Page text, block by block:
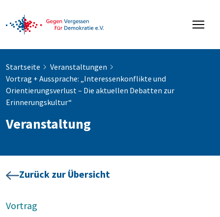
Startseite
Veranstaltungen
Vortrag + Aussprache: „Interessenkonflikte und
Orientierungsverlust – Die aktuellen Debatten zur
Erinnerungskultur“
Veranstaltung
Zurück zur Übersicht
Vortrag